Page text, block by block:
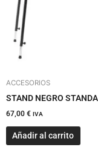
ACCESORIOS
STAND NEGRO
67,00 € IVA
Añadir al carrito